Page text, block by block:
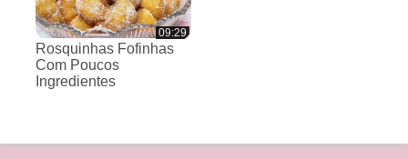
09:29
Rosquinhas Fofinhas
Com Poucos
Ingredientes